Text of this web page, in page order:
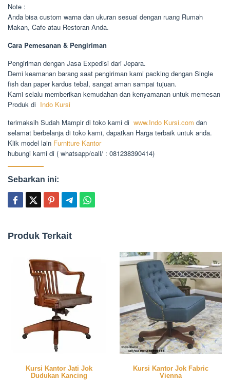
Note :
Anda bisa custom warna dan ukuran sesuai dengan ruang Rumah
Makan, Cafe atau Restoran Anda.
Cara Pemesanan & Pengiriman
Pengiriman dengan Jasa Expedisi dari Jepara.
Demi keamanan barang saat pengiriman kami packing dengan Single
fish dan paper kardus tebal, sangat aman sampai tujuan.
Kami selalu memberikan kemudahan dan kenyamanan untuk memesan
Produk di Indo Kursi
terimaksih Sudah Mampir di toko kami di www.Indo Kursi.com dan
selamat berbelanja di toko kami, dapatkan Harga terbaik untuk anda.
Klik model lain Furniture Kantor
hubungi kami di ( whatsapp/call/ : 081238390414)
Sebarkan ini:
Produk Terkait
Kursi Kantor Jati Jok
Dudukan Kancing
Kursi Kantor Jok Fabric
Vienna